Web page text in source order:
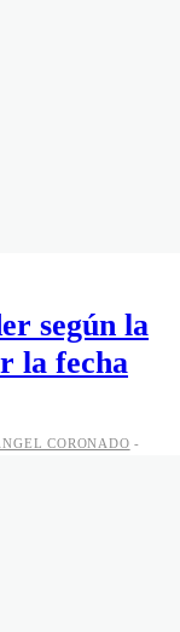
según la
la fecha
CORONADO -